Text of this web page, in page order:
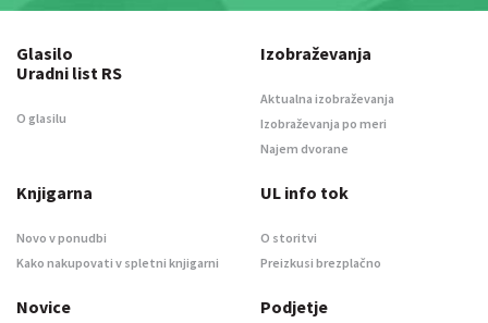
Glasilo
Uradni list RS
O glasilu
Izobraževanja
Aktualna izobraževanja
Izobraževanja po meri
Najem dvorane
Knjigarna
Novo v ponudbi
Kako nakupovati v spletni knjigarni
UL info tok
O storitvi
Preizkusi brezplačno
Novice Podjetje